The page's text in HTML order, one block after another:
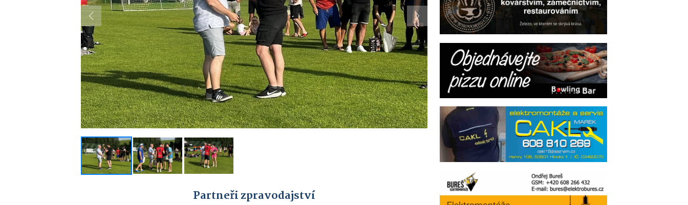
Previous Next
Partneři zpravodajství